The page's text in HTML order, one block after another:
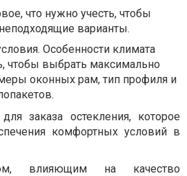
что нужно учесть, чтобы
варианты.
Особенности климата
чтобы выбрать максимально
оконных рам, тип профиля и
заказа остекления, которое
комфортных условий в
влияющим на качество